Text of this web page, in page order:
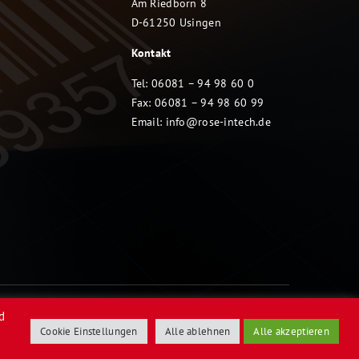
Am Riedborn 8
D-61250 Usingen
Kontakt
Tel: 06081 – 94 98 60 0
Fax: 06081 – 94 98 60 99
Email: info@rose-intech.de
Cookie Einstellungen Alle ablehnen Alle akzeptieren